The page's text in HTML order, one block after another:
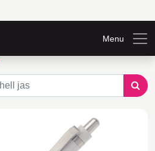
Menu